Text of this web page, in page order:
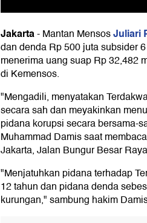
Jakarta-Mantan MensosJuliari
dan denda Rp 500 juta subsider
menerima uang suap Rp 32,482
di Kemensos.
"Mengadili, menyatakan
secara sah dan meyakinkan
pidana korupsi secara bersama-
Muhammad Damis saat
Jakarta, Jalan Bungur Besar
"Menjatuhkan pidana terhadap
12 tahun dan pidana denda
kurungan," sambung hakim